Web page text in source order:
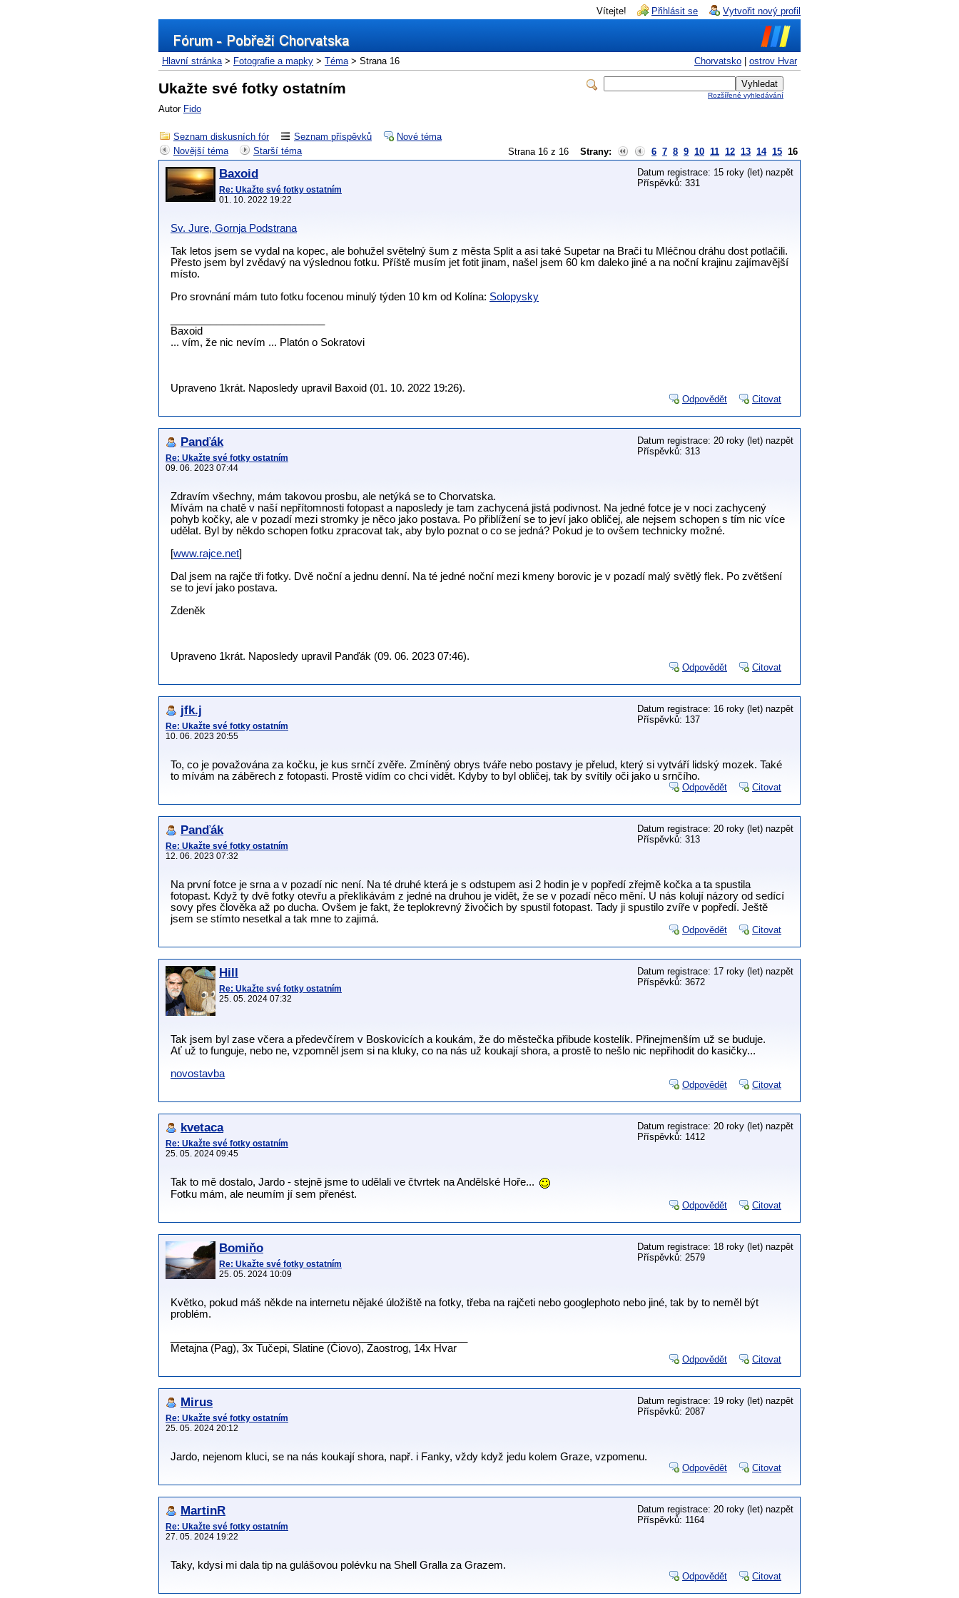
Vítejte! Přihlásit se Vytvořit nový profil
Chorvatsko ostrov Hvar
Hlavní stránka> Fotografie a mapky > Téma> Strana 16
Rozšířené vyhledávání
Ukažte své fotky ostatním
Autor Fido
Seznam diskusních fór Seznam příspěvků
Nové téma
Strana 16 z 16 Strany: 6 7 8 9 10 11 12 13 14 15 16
Novější téma Starší téma
Baxoid
Re: Ukažte své fotky ostatním
01. 10. 2022 19:22
Datum registrace: 15 roky (let) nazpět
Příspěvků: 331
Sv. Jure, Gornja Podstrana
Tak letos jsem se vydal na kopec, ale bohužel světelný šum z města Split a asi také Supetar na Brači tu Mléčnou dráhu dost potlačili.
Přesto jsem byl zvědavý na výslednou fotku. Příště musím jet fotit jinam, našel jsem 60 km daleko jiné a na noční krajinu zajímavější
místo.
Pro srovnání mám tuto fotku focenou minulý týden 10 km od Kolína: Solopysky
Baxoid
... vím, že nic nevím ... Platón o Sokratovi
Upraveno 1krát. Naposledy upravil Baxoid (01. 10. 2022 19:26).
Odpovědět Citovat
Panďák
Re: Ukažte své fotky ostatním
09. 06. 2023 07:44
Datum registrace: 20 roky (let) nazpět
Příspěvků: 313
Zdravím všechny, mám takovou prosbu, ale netýká se to Chorvatska.
Mívám na chatě v naší nepřítomnosti fotopast a naposledy je tam zachycená jistá podivnost. Na jedné fotce je v noci zachycený
pohyb kočky, ale v pozadí mezi stromky je něco jako postava. Po přiblížení se to jeví jako obličej, ale nejsem schopen s tím nic více
udělat. Byl by někdo schopen fotku zpracovat tak, aby bylo poznat o co se jedná? Pokud je to ovšem technicky možné.
[www.rajce.net]
Dal jsem na rajče tři fotky. Dvě noční a jednu denní. Na té jedné noční mezi kmeny borovic je v pozadí malý světlý flek. Po zvětšení
se to jeví jako postava.
Zdeněk
Upraveno 1krát. Naposledy upravil Panďák (09. 06. 2023 07:46).
Odpovědět Citovat
jfk.j
Re: Ukažte své fotky ostatním
10. 06. 2023 20:55
Datum registrace: 16 roky (let) nazpět
Příspěvků: 137
To, co je považována za kočku, je kus srnčí zvěře. Zmíněný obrys tváře nebo postavy je přelud, který si vytváří lidský mozek. Také
to mívám na záběrech z fotopasti. Prostě vidím co chci vidět. Kdyby to byl obličej, tak by svítily oči jako u srnčího.
Odpovědět Citovat
Panďák
Re: Ukažte své fotky ostatním
12. 06. 2023 07:32
Datum registrace: 20 roky (let) nazpět
Příspěvků: 313
Na první fotce je srna a v pozadí nic není. Na té druhé která je s odstupem asi 2 hodin je v popředí zřejmě kočka a ta spustila
fotopast. Když ty dvě fotky otevřu a překlikávám z jedné na druhou je vidět, že se v pozadí něco mění. U nás kolují názory od sedící
sovy přes člověka až po ducha. Ovšem je fakt, že teplokrevný živočich by spustil fotopast. Tady ji spustilo zvíře v popředí. Ještě
jsem se stímto nesetkal a tak mne to zajimá.
Odpovědět Citovat
Hill
Re: Ukažte své fotky ostatním
25. 05. 2024 07:32
Datum registrace: 17 roky (let) nazpět
Příspěvků: 3672
Tak jsem byl zase včera a předevčírem v Boskovicích a koukám, že do městečka přibude kostelík. Přinejmenším už se buduje.
Ať už to funguje, nebo ne, vzpomněl jsem si na kluky, co na nás už koukají shora, a prostě to nešlo nic nepřihodit do kasičky...
novostavba
Odpovědět Citovat
kvetaca
Re: Ukažte své fotky ostatním
25. 05. 2024 09:45
Datum registrace: 20 roky (let) nazpět
Příspěvků: 1412
Tak to mě dostalo, Jardo - stejně jsme to udělali ve čtvrtek na Andělské Hoře...
Fotku mám, ale neumím jí sem přenést.
Odpovědět Citovat
Bomiňo
Re: Ukažte své fotky ostatním
25. 05. 2024 10:09
Datum registrace: 18 roky (let) nazpět
Příspěvků: 2579
Květko, pokud máš někde na internetu nějaké úložiště na fotky, třeba na rajčeti nebo googlephoto nebo jiné, tak by to neměl být
problém.
Metajna (Pag), 3x Tučepi, Slatine (Čiovo), Zaostrog, 14x Hvar
Odpovědět Citovat
Mirus
Re: Ukažte své fotky ostatním
25. 05. 2024 20:12
Datum registrace: 19 roky (let) nazpět
Příspěvků: 2087
Jardo, nejenom kluci, se na nás koukají shora, např. i Fanky, vždy když jedu kolem Graze, vzpomenu.
Odpovědět Citovat
MartinR
Re: Ukažte své fotky ostatním
27. 05. 2024 19:22
Datum registrace: 20 roky (let) nazpět
Příspěvků: 1164
Taky, kdysi mi dala tip na gulášovou polévku na Shell Gralla za Grazem.
Odpovědět Citovat